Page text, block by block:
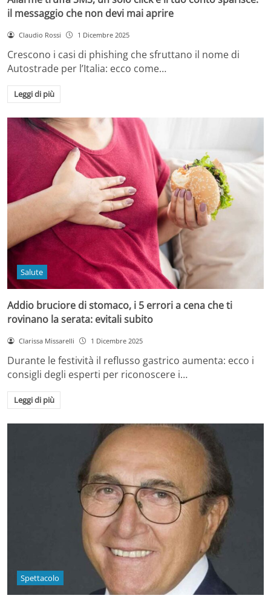
il messaggio che non devi mai aprire
Claudio Rossi 1 Dicembre 2025
Crescono i casi di phishing che sfruttano il nome di
Autostrade per l’Italia: ecco come…
Leggi di più
Salute
Addio bruciore di stomaco, i 5 errori a cena che ti
rovinano la serata: evitali subito
Clarissa Missarelli 1 Dicembre 2025
Durante le festività il reflusso gastrico aumenta: ecco i
consigli degli esperti per riconoscere i…
Leggi di più
Spettacolo